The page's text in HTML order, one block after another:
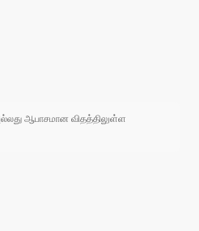
ஆபாசமான விதத்திலுள்ள